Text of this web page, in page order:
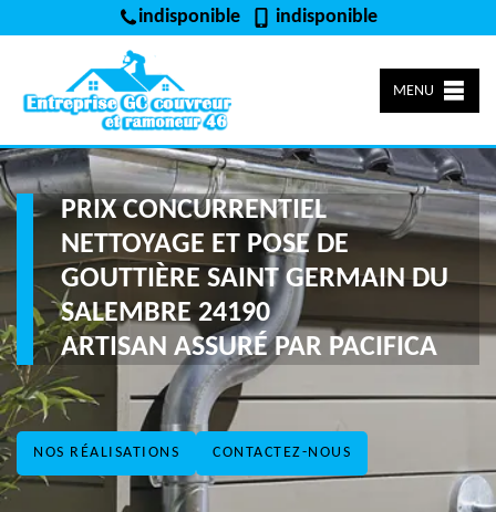
indisponible indisponible
MENU
NOS RÉALISATIONS CONTACTEZ-NOUS
PRIX CONCURRENTIEL
NETTOYAGE ET POSE DE
GOUTTIÈRE SAINT GERMAIN DU
SALEMBRE 24190
ARTISAN ASSURÉ PAR PACIFICA